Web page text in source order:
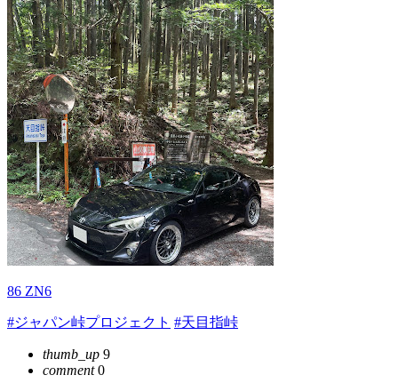
86 ZN6
#ジャパン峠プロジェクト #天目指峠
thumb_up 9
comment0